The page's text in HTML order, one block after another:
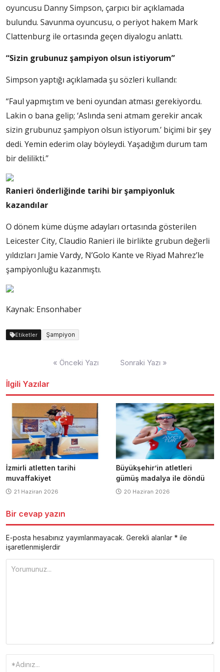
oyuncusu Danny Simpson, çarpıcı bir açıklamada
bulundu. Savunma oyuncusu, o periyot hakem Mark
Clattenburg ile ortasında geçen diyalogu anlattı.
“Sizin grubunuz şampiyon olsun istiyorum”
Simpson yaptığı açıklamada şu sözleri kullandı:
“Faul yapmıştım ve beni oyundan atması gerekiyordu.
Lakin o bana gelip; ‘Aslında seni atmam gerekir ancak
sizin grubunuz şampiyon olsun istiyorum.’ biçimi bir şey
dedi. Yemin ederim olay böyleydi. Yaşadığım durum tam
bir delilikti.”
Ranieri önderliğinde tarihi bir şampiyonluk
kazandılar
O dönem küme düşme adayları ortasında gösterilen
Leicester City, Claudio Ranieri ile birlikte grubun değerli
yıldızları Jamie Vardy, N’Golo Kante ve Riyad Mahrez’le
şampiyonluğu kazanmıştı.
Kaynak: Ensonhaber
Etiketler Şampiyon
« Önceki Yazı Sonraki Yazı »
İlgili Yazılar
İzmirli atletten tarihi
muvaffakiyet
21 Haziran 2026
Büyükşehir’in atletleri
gümüş madalya ile döndü
20 Haziran 2026
Bir cevap yazın
E-posta hesabınız yayımlanmayacak. Gerekli alanlar * ile
işaretlenmişlerdir